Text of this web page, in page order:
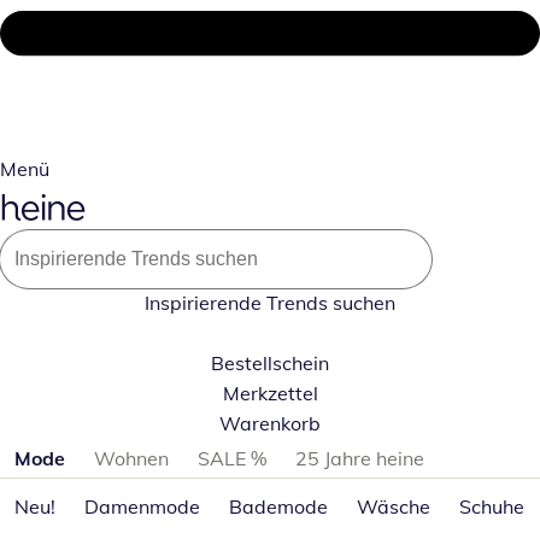
Menü
Inspirierende Trends suchen
Bestellschein
Merkzettel
Warenkorb
Produktkategorien überspringen
Mode Wohnen SALE %
25 Jahre heine
Neu!
Damenmode Bademode Wäsche Schuhe